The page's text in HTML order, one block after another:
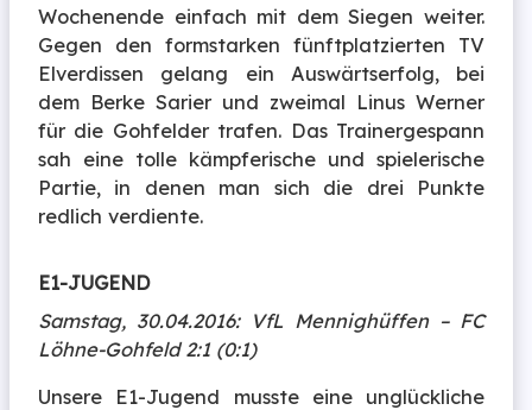
Wochenende einfach mit dem Siegen weiter.
Gegen den formstarken fünftplatzierten TV
Elverdissen gelang ein Auswärtserfolg, bei
dem Berke Sarier und zweimal Linus Werner
für die Gohfelder trafen. Das Trainergespann
sah eine tolle kämpferische und spielerische
Partie, in denen man sich die drei Punkte
redlich verdiente.
E1-JUGEND
Samstag, 30.04.2016: VfL Mennighüffen – FC
Löhne-Gohfeld 2:1 (0:1)
Unsere E1-Jugend musste eine unglückliche